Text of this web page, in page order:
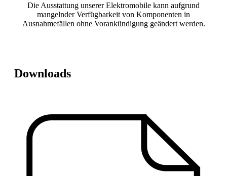
Die Ausstattung unserer Elektromobile kann aufgrund
mangelnder Verfügbarkeit von Komponenten in
Ausnahmefällen ohne Vorankündigung geändert werden.
Downloads